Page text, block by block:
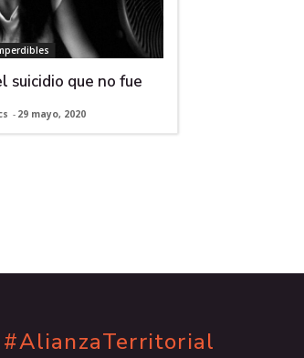
suicidio que no fue
- 29 mayo, 2020
#AlianzaTerritorial